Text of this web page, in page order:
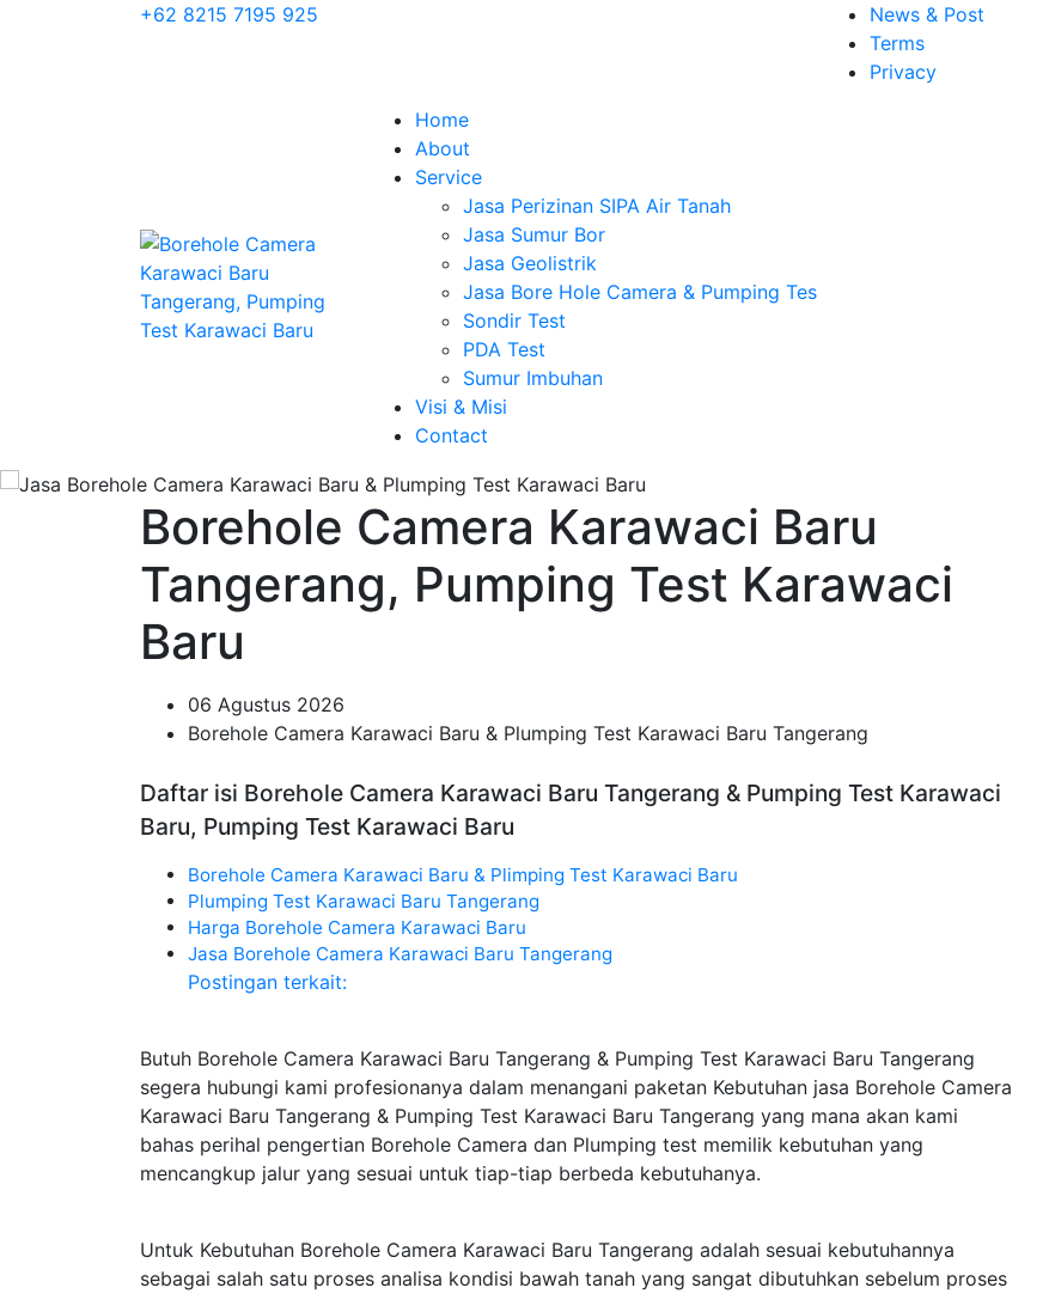
+62 8215 7195 925
News & Post
Terms
Privacy
Home
About
Service
Jasa Perizinan SIPA Air Tanah
Jasa Sumur Bor
Jasa Geolistrik
Jasa Bore Hole Camera & Pumping Tes
Sondir Test
PDA Test
Sumur Imbuhan
Visi & Misi
Contact
Borehole Camera Karawaci Baru
Tangerang, Pumping Test Karawaci
Baru
06 Agustus 2026
Borehole Camera Karawaci Baru & Plumping Test Karawaci Baru Tangerang
Daftar isi Borehole Camera Karawaci Baru Tangerang & Pumping Test Karawaci
Baru, Pumping Test Karawaci Baru
Borehole Camera Karawaci Baru & Plimping Test Karawaci Baru
Plumping Test Karawaci Baru Tangerang
Harga Borehole Camera Karawaci Baru
Jasa Borehole Camera Karawaci Baru Tangerang
Postingan terkait:
Butuh Borehole Camera Karawaci Baru Tangerang & Pumping Test Karawaci Baru Tangerang
segera hubungi kami profesionanya dalam menangani paketan Kebutuhan jasa Borehole Camera
Karawaci Baru Tangerang & Pumping Test Karawaci Baru Tangerang yang mana akan kami
bahas perihal pengertian Borehole Camera dan Plumping test memilik kebutuhan yang
mencangkup jalur yang sesuai untuk tiap-tiap berbeda kebutuhanya.
Untuk Kebutuhan Borehole Camera Karawaci Baru Tangerang adalah sesuai kebutuhannya
sebagai salah satu proses analisa kondisi bawah tanah yang sangat dibutuhkan sebelum proses